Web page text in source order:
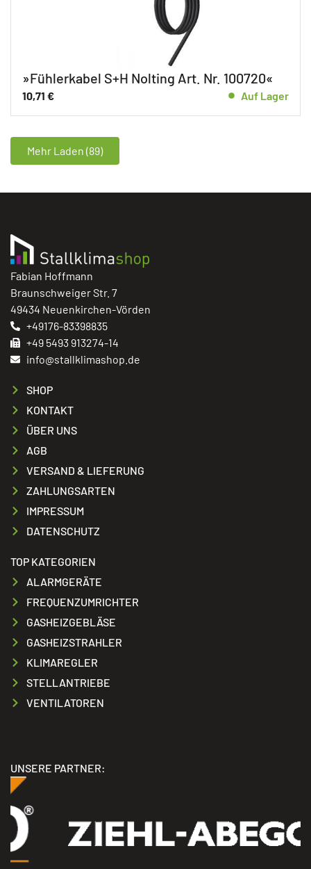
»Fühlerkabel S+H Nolting Art. Nr. 100720«
10,71 € Auf Lager
Mehr Laden (89)
Fabian Hoffmann
Braunschweiger Str. 7
49434 Neuenkirchen-Vörden
+49176-83398835
+49 5493 913274-14
info@stallklimashop.de
SHOP
KONTAKT
ÜBER UNS
AGB
VERSAND & LIEFERUNG
ZAHLUNGSARTEN
IMPRESSUM
DATENSCHUTZ
TOP KATEGORIEN
ALARMGERÄTE
FREQUENZUMRICHTER
GASHEIZGEBLÄSE
GASHEIZSTRAHLER
KLIMAREGLER
STELLANTRIEBE
VENTILATOREN
UNSERE PARTNER: